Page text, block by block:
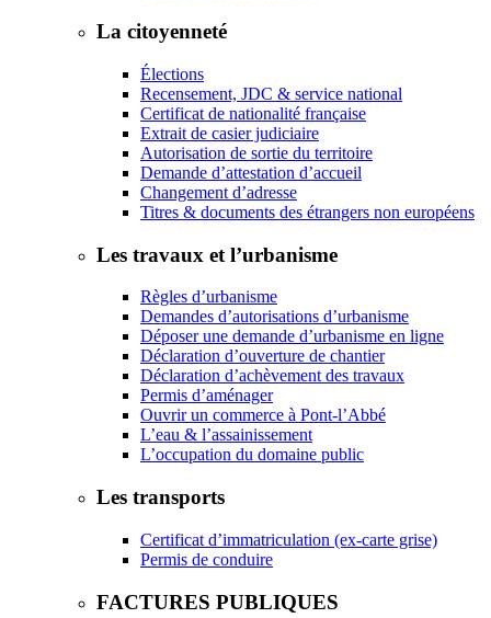
La citoyenneté
Élections
Recensement, JDC & service national
Certificat de nationalité française
Extrait de casier judiciaire
Autorisation de sortie du territoire
Demande d’attestation d’accueil
Changement d’adresse
Titres & documents des étrangers non européens
Les travaux et l’urbanisme
Règles d’urbanisme
Demandes d’autorisations d’urbanisme
Déposer une demande d’urbanisme en ligne
Déclaration d’ouverture de chantier
Déclaration d’achèvement des travaux
Permis d’aménager
Ouvrir un commerce à Pont-l’Abbé
L’eau & l’assainissement
L’occupation du domaine public
Les transports
Certificat d’immatriculation (ex-carte grise)
Permis de conduire
FACTURES PUBLIQUES